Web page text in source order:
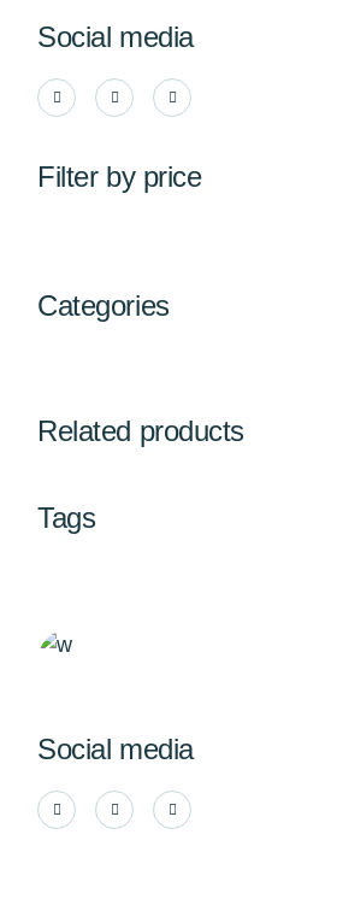
Social media
Filter by price
Categories
Related products
Tags
Social media